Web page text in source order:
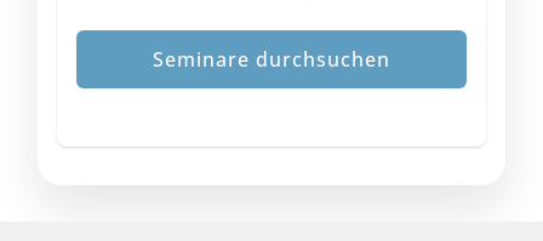
Seminare durchsuchen